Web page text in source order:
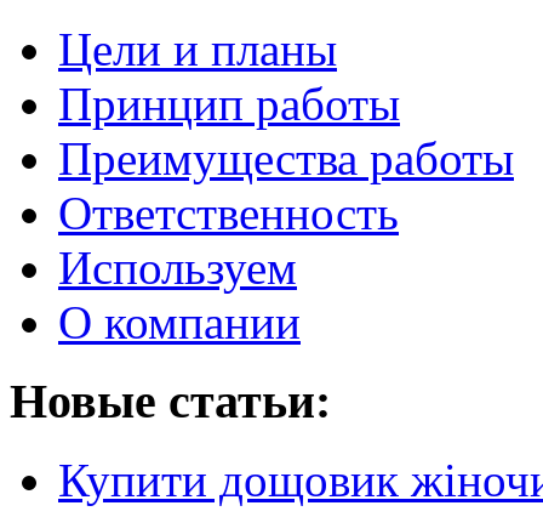
Цели и планы
Принцип работы
Преимущества работы
Ответственность
Используем
О компании
Новые статьи:
Купити дощовик